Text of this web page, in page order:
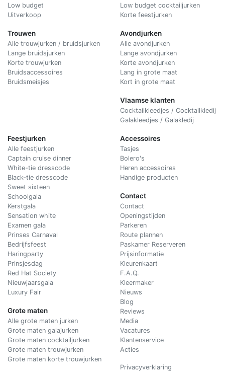
Low budget
Uitverkoop
Trouwen
Alle trouwjurken / bruidsjurken
Lange bruidsjurken
Korte trouwjurken
Bruidsaccessoires
Bruidsmeisjes
Low budget cocktailjurken
Korte feestjurken
Avondjurken
Alle avondjurken
Lange avondjurken
Korte avondjurken
Lang in grote maat
Kort in grote maat
Vlaamse klanten
Cocktailkleedjes / Cocktailkledij
Galakleedjes / Galakledij
Feestjurken
Alle feestjurken
Captain cruise dinner
White-tie dresscode
Black-tie dresscode
Sweet sixteen
Schoolgala
Kerstgala
Sensation white
Examen gala
Prinses Carnaval
Bedrijfsfeest
Haringparty
Prinsjesdag
Red Hat Society
Nieuwjaarsgala
Luxury Fair
Grote maten
Alle grote maten jurken
Grote maten galajurken
Grote maten cocktailjurken
Grote maten trouwjurken
Grote maten korte trouwjurken
Accessoires
Tasjes
Bolero's
Heren accessoires
Handige producten
Contact
Contact
Openingstijden
Parkeren
Route plannen
Paskamer Reserveren
Prijsinformatie
Kleurenkaart
F.A.Q.
Kleermaker
Nieuws
Blog
Reviews
Media
Vacatures
Klantenservice
Acties
Privacyverklaring